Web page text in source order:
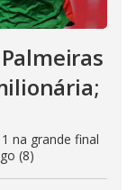
na grande final
(8)